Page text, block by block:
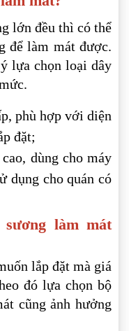
lớn đều thì có thể
để làm mát được.
lựa chọn loại dây
phù hợp với diện
đặt;
dùng cho máy
dụng cho quán có
làm mát
lắp đặt mà giá
đó lựa chọn bộ
cũng ảnh hưởng